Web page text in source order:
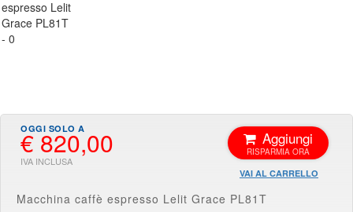
€ 820,00 Aggiungi
VAI AL CARRELLO
Macchina caffè espresso Lelit Grace PL81T